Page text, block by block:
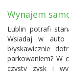
Wynajem
Lublin potrafi
Wsiadaj w auto
błyskawicznie
parkowaniem? W
czysty zysk i